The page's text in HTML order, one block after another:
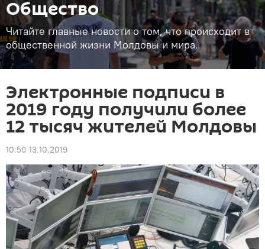
Общество
Читайте главные новости о том, что происходит в
общественной жизни Молдовы и мира.
Электронные подписи в
2019 году получили более
12 тысяч жителей Молдовы
10:50 13.10.2019